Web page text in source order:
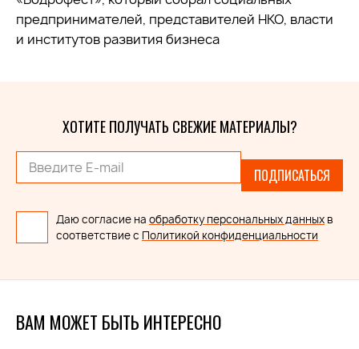
предпринимателей, представителей НКО, власти
и институтов развития бизнеса
ХОТИТЕ ПОЛУЧАТЬ СВЕЖИЕ МАТЕРИАЛЫ?
ПОДПИСАТЬСЯ
Даю согласие на обработку персональных данных в
соответствие с Политикой конфиденциальности
ВАМ МОЖЕТ БЫТЬ ИНТЕРЕСНО